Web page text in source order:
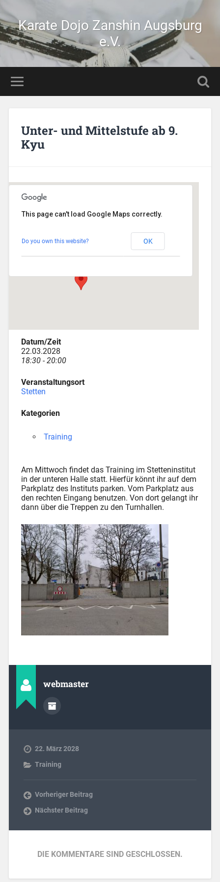
Karate Dojo Zanshin Augsburg
e.V.
Unter- und Mittelstufe ab 9.
Kyu
Veranstaltungen
This page can't load Google Maps correctly.
Do you own this website? OK
Datum/Zeit
22.03.2028
18:30 - 20:00
Veranstaltungsort
Stetten
Kategorien
Training
Am Mittwoch findet das Training im Stetteninstitut
in der unteren Halle statt. Hierfür könnt ihr auf dem
Parkplatz des Instituts parken. Vom Parkplatz aus
den rechten Eingang benutzen. Von dort gelangt ihr
dann über die Treppen zu den Turnhallen.
webmaster
22. März 2028
Training
Vorheriger Beitrag
Nächster Beitrag
DIE KOMMENTARE SIND GESCHLOSSEN.